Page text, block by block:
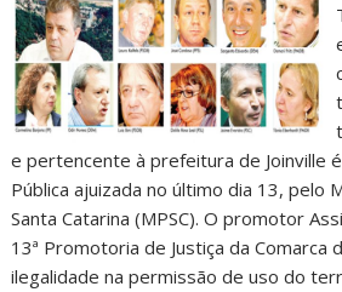
e pertencente à prefeitura de Joinville
Pública ajuizada no último dia 13, pelo
Santa Catarina (MPSC). O promotor
13ª Promotoria de Justiça da Comarca
ilegalidade na permissão de uso do